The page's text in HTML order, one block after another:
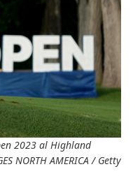
2023 al Highland
NORTH AMERICA / Getty